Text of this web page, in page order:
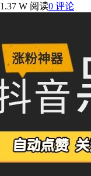
1.37 W 阅读0 评论